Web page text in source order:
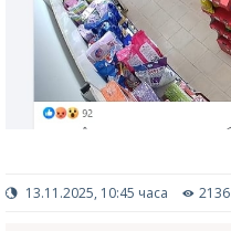
13.11.2025, 10:45 часа 2136